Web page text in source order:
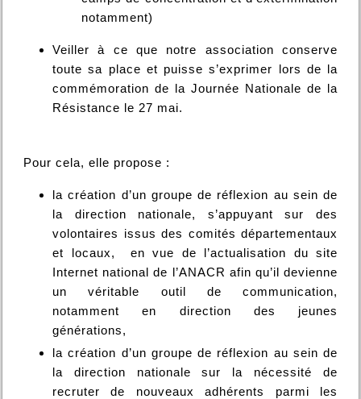
notamment)
Veiller à ce que notre association conserve
toute sa place et puisse s’exprimer lors de la
commémoration de la Journée Nationale de la
Résistance le 27 mai.
Pour cela, elle propose :
la création d’un groupe de réflexion au sein de
la direction nationale, s’appuyant sur des
volontaires issus des comités départementaux
et locaux, en vue de l’actualisation du site
Internet national de l’ANACR afin qu’il devienne
un véritable outil de communication,
notamment en direction des jeunes
générations,
la création d’un groupe de réflexion au sein de
la direction nationale sur la nécessité de
recruter de nouveaux adhérents parmi les